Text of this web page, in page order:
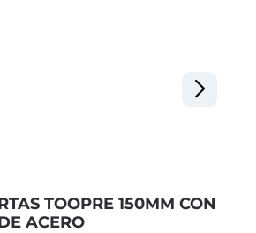
TOOPRE 150MM CON
ACERO